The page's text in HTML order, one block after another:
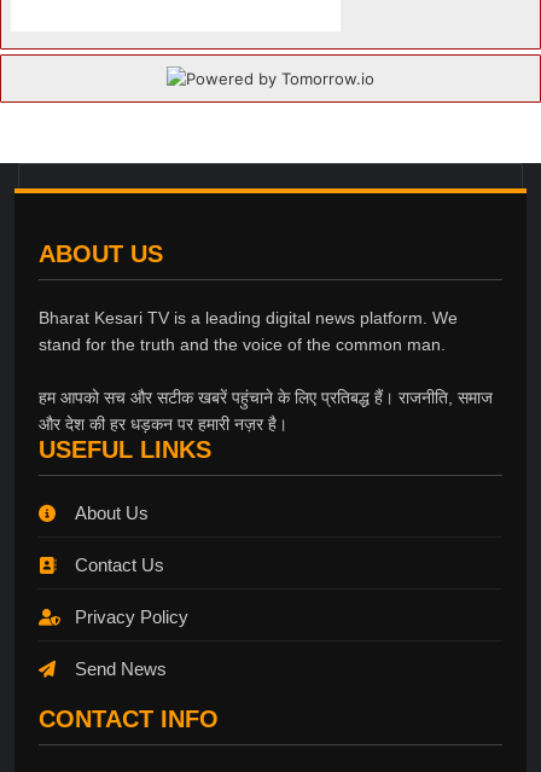
ABOUT US
Bharat Kesari TV is a leading digital news platform. We
stand for the truth and the voice of the common man.
हम आपको सच और सटीक खबरें पहुंचाने के लिए प्रतिबद्ध हैं। राजनीति, समाज
और देश की हर धड़कन पर हमारी नज़र है।
USEFUL LINKS
About Us
Contact Us
Privacy Policy
Send News
CONTACT INFO